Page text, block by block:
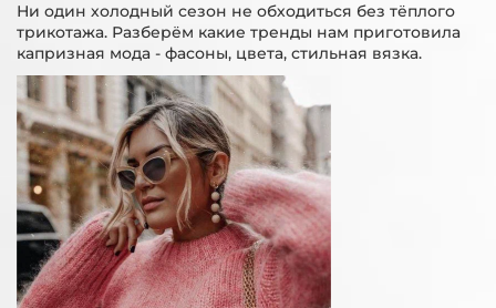
Ни один холодный сезон не обходиться без тёплого
трикотажа. Разберём какие тренды нам приготовила
капризная мода - фасоны, цвета, стильная вязка.